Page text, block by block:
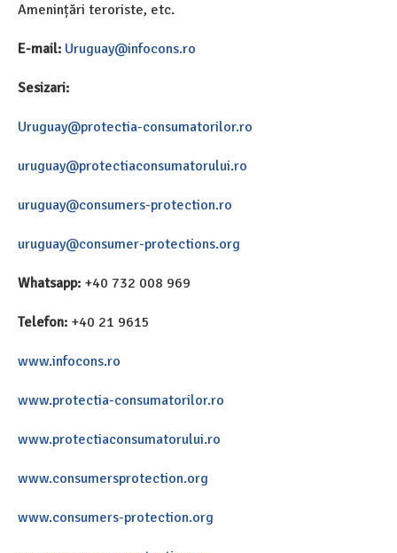
Amenințări teroriste, etc.
E-mail: Uruguay@infocons.ro
Sesizari:
Uruguay@protectia-consumatorilor.ro
uruguay@protectiaconsumatorului.ro
uruguay@consumers-protection.ro
uruguay@consumer-protections.org
Whatsapp: +40 732 008 969
Telefon: +40 21 9615
www.infocons.ro
www.protectia-consumatorilor.ro
www.protectiaconsumatorului.ro
www.consumersprotection.org
www.consumers-protection.org